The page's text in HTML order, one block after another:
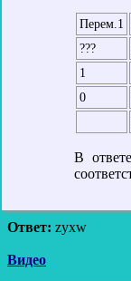
Перем.1
???
1
0
В
Ответ: zyxw
Видео